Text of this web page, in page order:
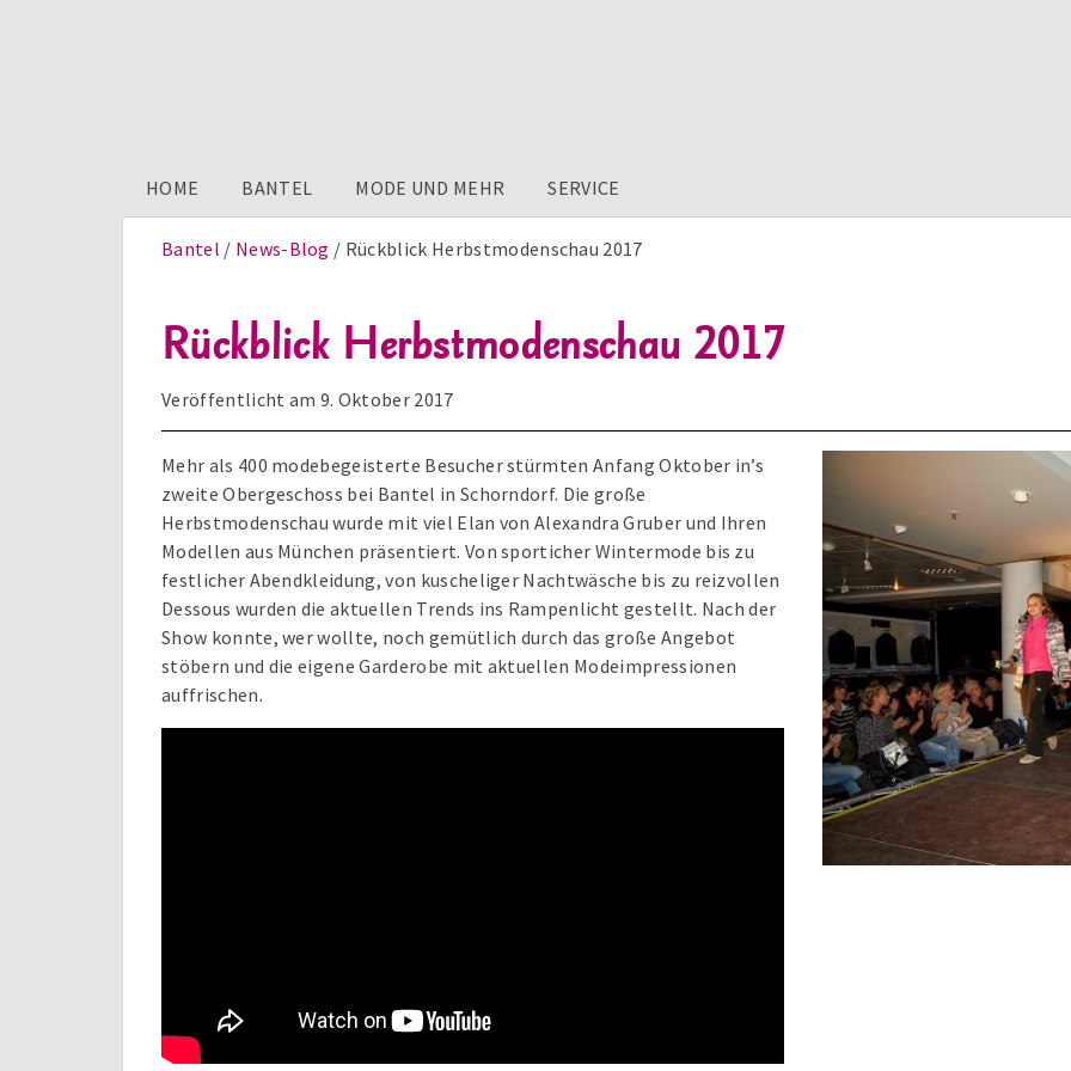
HOME BANTEL MODE UND MEHR SERVICE
Bantel News-Blog Rückblick Herbstmodenschau 2017
Rückblick Herbstmodenschau 2017
Veröffentlicht am 9. Oktober 2017
Mehr als 400 modebegeisterte Besucher stürmten Anfang Oktober in’s
zweite Obergeschoss bei Bantel in Schorndorf. Die große
Herbstmodenschau wurde mit viel Elan von Alexandra Gruber und Ihren
Modellen aus München präsentiert. Von sporticher Wintermode bis zu
festlicher Abendkleidung, von kuscheliger Nachtwäsche bis zu reizvollen
Dessous wurden die aktuellen Trends ins Rampenlicht gestellt. Nach der
Show konnte, wer wollte, noch gemütlich durch das große Angebot
stöbern und die eigene Garderobe mit aktuellen Modeimpressionen
auffrischen.